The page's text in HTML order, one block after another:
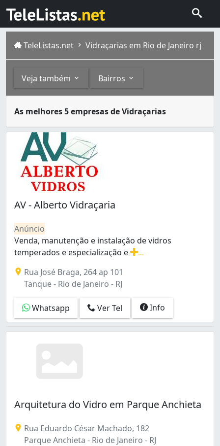
TeleListas.net Vidraçarias em Rio de Janeiro rj
Veja também Bairros
Box para Banheiros (1)
Abolição (2)
Anchieta (4)
Andaraí (1)
Anil (6)
Bangu (21)
Barra da Tijuca (21)
Barros Filho (3)
Bento Ribeiro (3)
Bonsucesso (11)
Botafogo (17)
Cachambi (6)
Cacuia (4)
Campo Grande (30)
Campo dos Afonsos (2)
Cascadura (4)
Coelho Neto (2)
Copacabana (25)
Cordovil (10)
As melhores 5 empresas de Vidraçarias
A cidade do Rio de Janeiro capital do estado
AV - Alberto Vidraçaria
Anúncio
Venda, manutenção e instalação de vidros
temperados e especialização e
Rua José Braga, 264 ap 101
Tanque - Rio de Janeiro - RJ
Whatsapp Ver Tel Info
Arquitetura do Vidro em Parque Anchieta
Rua Eduardo César Machado, 182
Parque Anchieta - Rio de Janeiro - RJ